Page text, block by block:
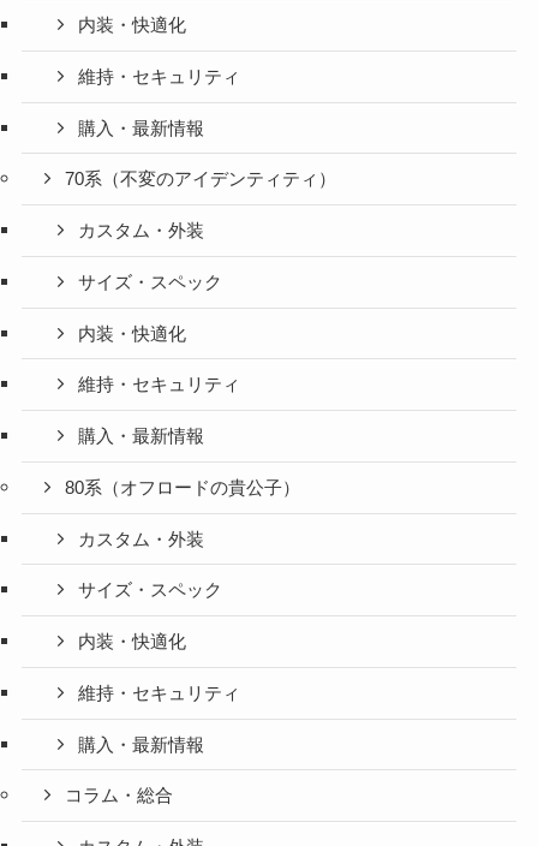
内装・快適化
維持・セキュリティ
購入・最新情報
70系（不変のアイデンティティ）
カスタム・外装
サイズ・スペック
内装・快適化
維持・セキュリティ
購入・最新情報
80系（オフロードの貴公子）
カスタム・外装
サイズ・スペック
内装・快適化
維持・セキュリティ
購入・最新情報
コラム・総合